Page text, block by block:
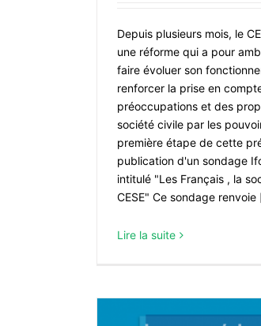
Depuis plusieurs mois, le
une réforme qui a pour
faire évoluer son
renforcer la prise en
préoccupations et des
société civile par les
première étape de cette
publication d'un sondage
intitulé "Les Français , la
CESE" Ce sondage renvoie
Lire la suite